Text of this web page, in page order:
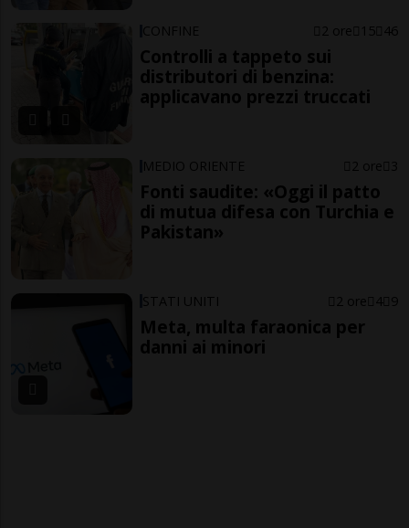
CONFINE 2 ore 15 46
Controlli a tappeto sui
distributori di benzina:
applicavano prezzi truccati
MEDIO ORIENTE 2 ore 3
Fonti saudite: «Oggi il patto
di mutua difesa con Turchia e
Pakistan»
STATI UNITI 2 ore 4 9
Meta, multa faraonica per
danni ai minori